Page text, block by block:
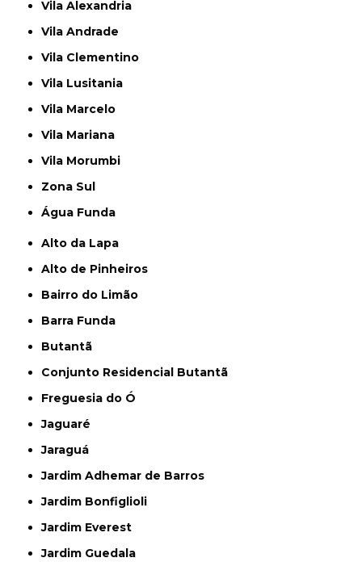
Vila Alexandria
Vila Andrade
Vila Clementino
Vila Lusitania
Vila Marcelo
Vila Mariana
Vila Morumbi
Zona Sul
Água Funda
Alto da Lapa
Alto de Pinheiros
Bairro do Limão
Barra Funda
Butantã
Conjunto Residencial Butantã
Freguesia do Ó
Jaguaré
Jaraguá
Jardim Adhemar de Barros
Jardim Bonfiglioli
Jardim Everest
Jardim Guedala